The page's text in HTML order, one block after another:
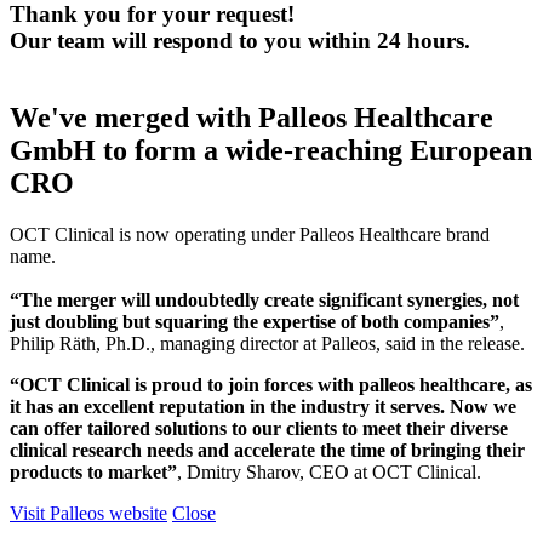
Thank you for your request!
Our team will respond to you within 24 hours.
We've merged with Palleos Healthcare
GmbH to form a wide-reaching European
CRO
OCT Clinical is now operating under Palleos Healthcare brand
name.
“The merger will undoubtedly create significant synergies, not
just doubling but squaring the expertise of both companies”,
Philip Räth, Ph.D., managing director at Palleos, said in the release.
“OCT Clinical is proud to join forces with palleos healthcare, as
it has an excellent reputation in the industry it serves. Now we
can offer tailored solutions to our clients to meet their diverse
clinical research needs and accelerate the time of bringing their
products to market”, Dmitry Sharov, CEO at OCT Clinical.
Visit Palleos website Close